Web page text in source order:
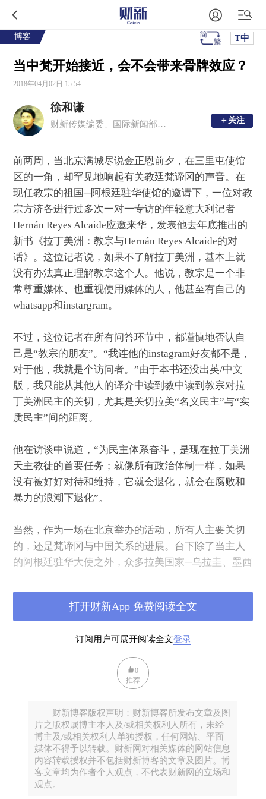
博客 T中
当中梵开始接近，会不会带来骨牌效应？
2018年04月02日 15:54
徐和谦
财新传媒编委、国际新闻部主任 ＋关注
＋关注
前两周，当北京满城尽说金正恩前夕，在三里屯使馆
区的一角，却罕见地响起有关教廷梵谛冈的声音。在
现任教宗的祖国─阿根廷驻华使馆的邀请下，一位对教
宗方济各进行过多次一对一专访的年轻意大利记者
Hernán Reyes Alcaide应邀来华，发表他去年底推出的
新书《拉丁美洲：教宗与Hernán Reyes Alcaide的对
话》。这位记者说，如果不了解拉丁美洲，基本上就
没有办法真正理解教宗这个人。他说，教宗是一个非
常尊重媒体、也重视使用媒体的人，他甚至有自己的
whatsapp和instargram。
不过，这位记者在所有问答环节中，都谨慎地否认自
己是“教宗的朋友”。“我连他的instagram好友都不是，
对于他，我就是个访问者。”由于本书还没出英/中文
版，我只能从其他人的译介中读到教中读到教宗对拉
丁美洲民主的关切，尤其是关切拉美“名义民主”与“实
质民主”间的距离。
他在访谈中说道，“为民主体系奋斗，是现在拉丁美洲
天主教徒的首要任务；就像所有政治体制一样，如果
没有被好好对待和维持，它就会退化，就会在腐败和
暴力的浪潮下退化”。
当然，作为一场在北京举办的活动，所有人主要关切
的，还是梵谛冈与中国关系的进展。台下除了当主人
的阿根廷驻华大使之外，众多拉美国家─乌拉圭、墨西
作者告诉我们，在访谈过程中，他俩基本没有谈到梵
本人对中国非常了解，“他对中国的了解，甚至超过了
对意大利的了解”。在问到方济各从什么渠道了解中国
时，这位记者说，每天都有人从全世界各地给他写关
于中国的信，包括用email、用纸本信函，甚至在他外
访途中直接把信塞给他。但除此之外，他说他没有办
法代表教宗，表达任何他对中国的看法。
我则问这位记者，你们是否曾谈到冷战年代里梵谛冈
与东欧国家的“和解”？教皇有没有谈到，在多大程度
上，梵谛冈与世俗国家之间的“妥协”和“适应”是有必
订阅用户可展开阅读全文登录
打开财新App 免费阅读全文
0
推荐
财新博客版权声明：财新博客所发布文章及图
片之版权属博主本人及/或相关权利人所有，未经
博主及/或相关权利人单独授权，任何网站、平面
媒体不得予以转载。财新网对相关媒体的网站信息
内容转载授权并不包括财新博客的文章及图片。博
客文章均为作者个人观点，不代表财新网的立场和
观点。